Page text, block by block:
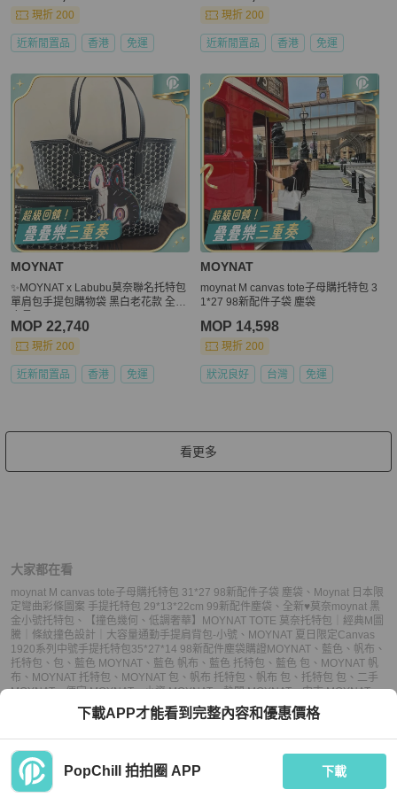
現折 200
近新閒置品 香港 免運
現折 200
近新閒置品 香港 免運
MOYNAT
✨MOYNAT x Labubu莫奈聯名托特包
單肩包手提包購物袋 黑白老花款 全新
MOP 22,740
現折 200
近新閒置品 香港 免運
MOYNAT
moynat M canvas tote子母購托特包 3
1*27 98新配件子袋 塵袋
MOP 14,598
現折 200
狀況良好 台灣 免運
看更多
大家都在看
moynat M canvas tote子母購托特包 31*27 98新配件子袋 塵袋 、 Moynat 日本限
定彎曲彩條圖案 手提托特包 29*13*22cm 99新配件塵袋 、 全新♥️莫奈moynat 黑
金小號托特包 、
【撞色幾何、低調奢華】MOYNAT TOTE 莫奈托特包｜經典M圖
騰｜條紋撞色設計｜大容量通勤手提肩背包-小號 、 MOYNAT 夏日限定Canvas
1920系列中號手提托特包35*27*14 98新配件塵袋購證MOYNAT 、 藍色 、 帆布 、
托特包 、 包 、 藍色 MOYNAT 、 藍色 帆布 、 藍色 托特包 、 藍色 包 、 MOYNAT 帆
布 、 MOYNAT 托特包 、 MOYNAT 包 、 帆布 托特包 、 帆布 包 、 托特包 包 、 二手
MOYNAT、便宜 MOYNAT、小資 MOYNAT、熱門 MOYNAT、中古 MOYNAT、
推薦 MOYNAT、二手 托特包、便宜 托特包、 小資 托特包、熱門 托特包
推薦 托特包、 二手 包、便宜 包、小資 包、熱門 包、中古 包
下載APP才能看到完整內容和優惠價格
PopChill 拍拍圈 APP 下載